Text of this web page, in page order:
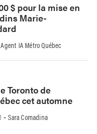
$ pour la mise en
Marie-
Agent IA Métro Québec
Toronto de
cet automne
-Sara Comadina